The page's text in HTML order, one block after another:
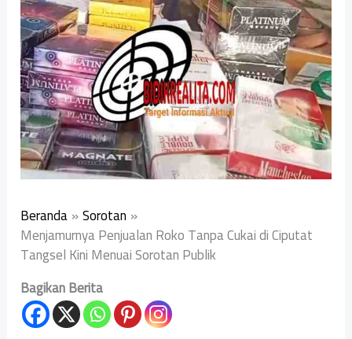
Beranda Sorotan
Menjamurnya Penjualan Roko Tanpa Cukai di Ciputat
Tangsel Kini Menuai Sorotan Publik
Bagikan Berita